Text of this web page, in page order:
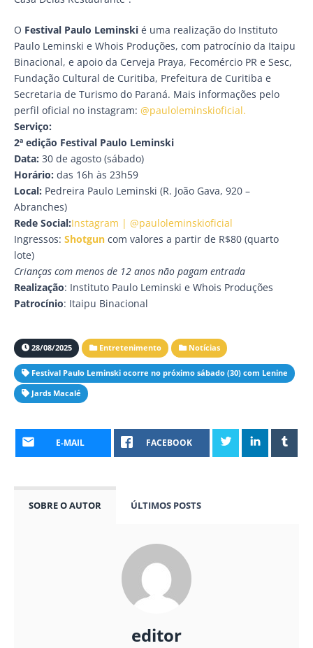
O Festival Paulo Leminski é uma realização do Instituto
Paulo Leminski e Whois Produções, com patrocínio da Itaipu
Binacional, e apoio da Cerveja Praya, Fecomércio PR e Sesc,
Fundação Cultural de Curitiba, Prefeitura de Curitiba e
Secretaria de Turismo do Paraná. Mais informações pelo
perfil oficial no instagram: @pauloleminskioficial.
Serviço:
2ª edição Festival Paulo Leminski
Data: 30 de agosto (sábado)
Horário: das 16h às 23h59
Local: Pedreira Paulo Leminski (R. João Gava, 920 –
Abranches)
Rede Social:Instagram | @pauloleminskioficial
Ingressos: Shotgun com valores a partir de R$80 (quarto
lote)
Crianças com menos de 12 anos não pagam entrada
Realização: Instituto Paulo Leminski e Whois Produções
Patrocínio: Itaipu Binacional
28/08/2025 Entretenimento Notícias
Festival Paulo Leminski ocorre no próximo sábado (30) com Lenine
Jards Macalé
E-MAIL FACEBOOK
SOBRE O AUTOR ÚLTIMOS POSTS
editor